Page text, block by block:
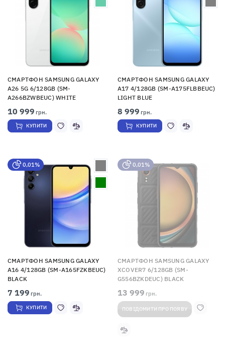
СМАРТФОН SAMSUNG GALAXY
A26 5G 6/128GB (SM-
A266BZWBEUC) WHITE
10 999 грн.
КУПИТИ
СМАРТФОН SAMSUNG GALAXY
A17 4/128GB (SM-A175FLBBEUC)
LIGHT BLUE
8 999 грн.
КУПИТИ
0,01%
СМАРТФОН SAMSUNG GALAXY
A16 4/128GB (SM-A165FZKBEUC)
BLACK
7 199 грн.
КУПИТИ
0,01%
СМАРТФОН SAMSUNG GALAXY
XCOVER7 6/128GB (SM-
G556BZKDEUC) BLACK
13 999 грн.
ПОВІДОМИТИ ПРО ПОЯВУ